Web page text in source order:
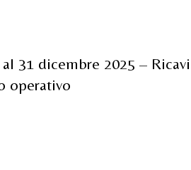
dicembre 2025 –
operativo